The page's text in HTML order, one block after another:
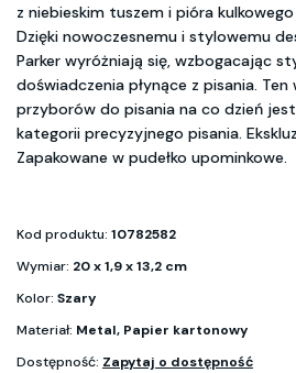
z niebieskim tuszem i pióra
Dzięki nowoczesnemu i stylowemu
Parker wyróżniają się, wzbogacając
doświadczenia płynące z pisania.
przyborów do pisania na co dzień
kategorii precyzyjnego pisania.
Zapakowane w pudełko upominkowe.
Kod produktu: 10782582
Wymiar: 20 x 1,9 x 13,2 cm
Kolor: Szary
Materiał: Metal, Papier kartonowy
Dostępność: Zapytaj o dostępność